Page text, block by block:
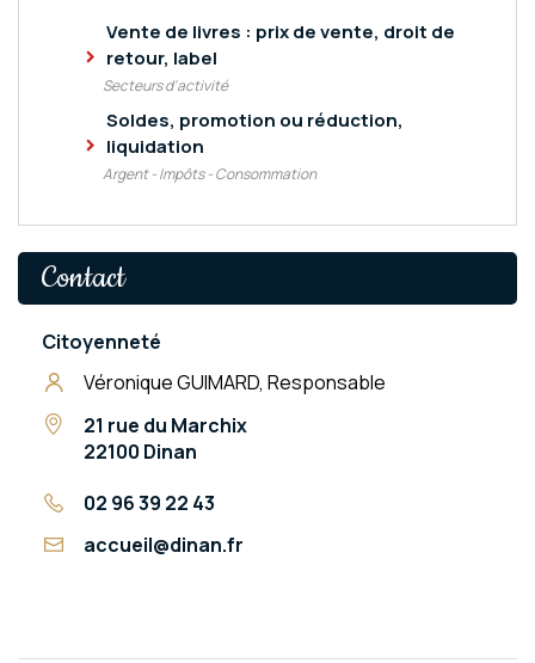
Vente de livres : prix de vente, droit de
retour, label
Secteurs d'activité
Soldes, promotion ou réduction,
liquidation
Argent - Impôts - Consommation
Contact
Citoyenneté
Véronique GUIMARD, Responsable
21 rue du Marchix
22100 Dinan
02 96 39 22 43
accueil@dinan.fr